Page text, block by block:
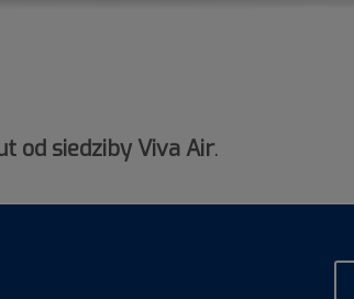
od siedziby Viva Air.